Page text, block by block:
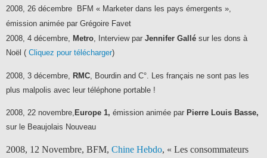
2008, 26 décembre BFM « Marketer dans les pays émergents »,
émission animée par Grégoire Favet
2008, 4 décembre, Metro, Interview par Jennifer Gallé sur les dons à
Noël ( Cliquez pour télécharger)
2008, 3 décembre, RMC , Bourdin and C°.
Les français ne sont pas les
plus malpolis avec leur téléphone portable !
2008, 22 novembre, Europe 1, émission animée par Pierre Louis Basse,
sur le Beaujolais Nouveau
2008, 12 Novembre, BFM, Chine Hebdo, « Les consommateurs